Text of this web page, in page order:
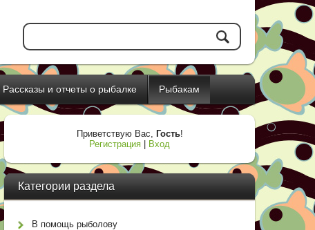
Рассказы и отчеты о рыбалке Рыбакам
Приветствую Вас, Гость!
Регистрация
Вход
Категории раздела
В помощь рыболову